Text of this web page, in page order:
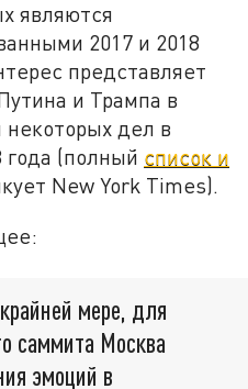
являются
2017 и 2018
представляет
и Трампа в
некоторых дел в
года (полный список и
New York Times).
мере, для
саммита Москва
эмоций в